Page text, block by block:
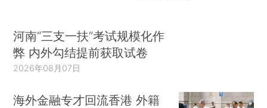
河南“三支一扶”考试规模化作
弊 内外勾结提前获取试卷
2026年08月07日
海外金融专才回流香港 外籍